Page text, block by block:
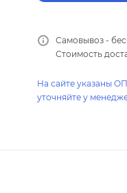
Самовывоз -
Стоимость
На сайте указаны
уточняйте у